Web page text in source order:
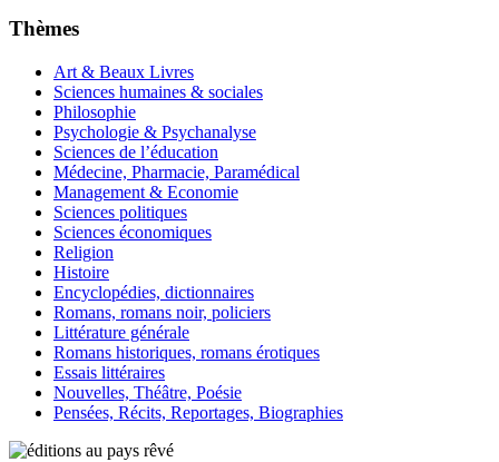
Thèmes
Art & Beaux Livres
Sciences humaines & sociales
Philosophie
Psychologie & Psychanalyse
Sciences de l’éducation
Médecine, Pharmacie, Paramédical
Management & Economie
Sciences politiques
Sciences économiques
Religion
Histoire
Encyclopédies, dictionnaires
Romans, romans noir, policiers
Littérature générale
Romans historiques, romans érotiques
Essais littéraires
Nouvelles, Théâtre, Poésie
Pensées, Récits, Reportages, Biographies